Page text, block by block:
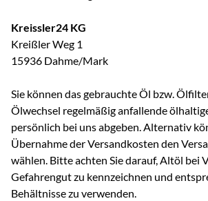
Kreissler24 KG
Kreißler Weg 1
15936 Dahme/Mark
Sie können das gebrauchte Öl bzw.
Ölwechsel regelmäßig anfallende
persönlich bei uns abgeben. Alternativ
Übernahme der Versandkosten den
wählen. Bitte achten Sie darauf, Altöl bei
Gefahrengut zu kennzeichnen und
Behältnisse zu verwenden.